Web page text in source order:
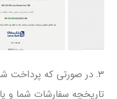
۳. در صورتی که پرداخت
تاریخچه سفارشات شما و